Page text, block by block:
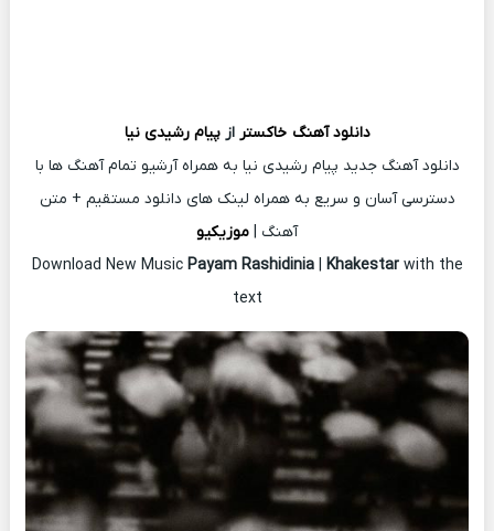
دانلود آهنگ خاکستر ازپیام رشیدی نیا
دانلود آهنگ جدید پیام رشیدی نیا به همراه آرشیو تمام آهنگ ها با
دسترسی آسان و سریع به همراه لینک های دانلود مستقیم + متن
آهنگ | موزیکیو
Download New Music Payam Rashidinia| Khakestar with the
text